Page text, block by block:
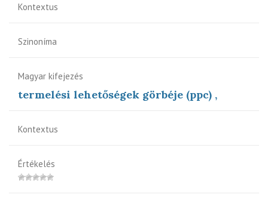
Kontextus
Szinoníma
Magyar kifejezés
termelési lehetőségek görbéje (ppc) ,
Kontextus
Értékelés